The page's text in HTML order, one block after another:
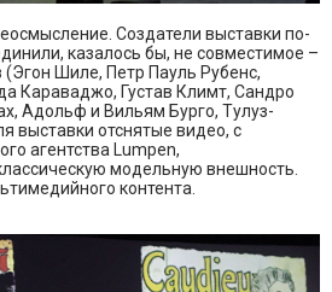
Создатели выставки по-
казалось бы, не совместимое –
Шиле, Петр Пауль Рубенс,
Караваджо, Густав Климт, Сандро
Адольф и Вильям Бурго, Тулуз-
выставки отснятые видео, с
агентства Lumpen,
модельную внешность.
контента.